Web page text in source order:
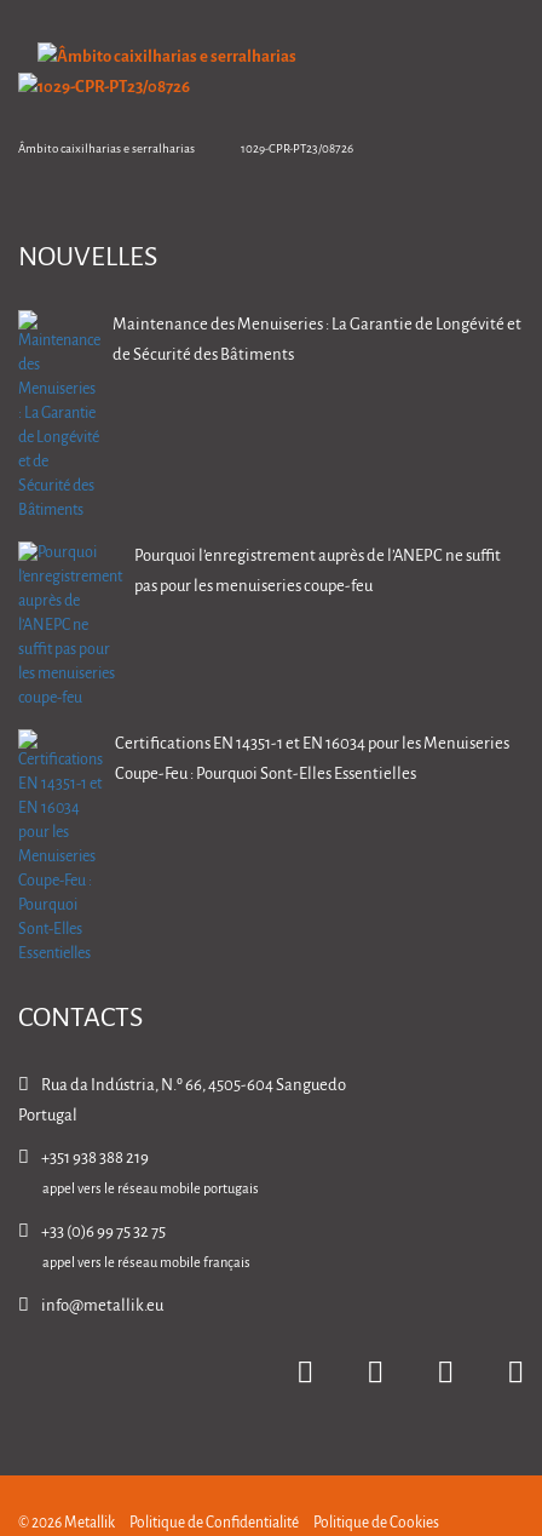
Âmbito caixilharias e serralharias 1029-CPR-PT23/08726
NOUVELLES
Maintenance des Menuiseries : La Garantie de Longévité et
de Sécurité des Bâtiments
Pourquoi l’enregistrement auprès de l’ANEPC ne suffit
pas pour les menuiseries coupe-feu
Certifications EN 14351-1 et EN 16034 pour les Menuiseries
Coupe-Feu : Pourquoi Sont-Elles Essentielles
CONTACTS
Rua da Indústria, N.º 66, 4505-604 Sanguedo
Portugal
+351 938 388 219
appel vers le réseau mobile portugais
+33 (0)6 99 75 32 75
appel vers le réseau mobile français
info@metallik.eu
© 2026 Metallik Politique de Confidentialité Politique de Cookies